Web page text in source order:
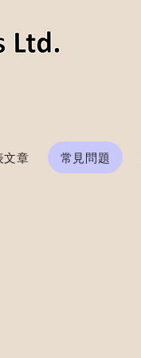
文章 常見問題